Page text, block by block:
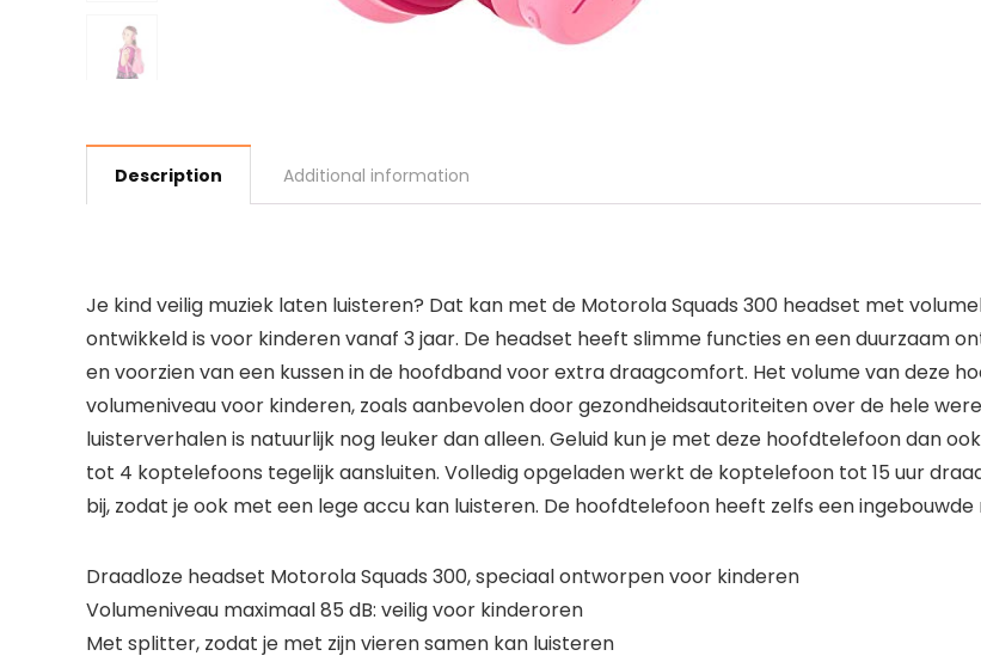
Description Additional information
Je kind veilig muziek laten luisteren? Dat kan met de Motorola Squads 300 headset met
ontwikkeld is voor kinderen vanaf 3 jaar. De headset heeft slimme functies en een duurzaam
en voorzien van een kussen in de hoofdband voor extra draagcomfort. Het volume van deze
volumeniveau voor kinderen, zoals aanbevolen door gezondheidsautoriteiten over de hele
luisterverhalen is natuurlijk nog leuker dan alleen. Geluid kun je met deze hoofdtelefoon dan
tot 4 koptelefoons tegelijk aansluiten. Volledig opgeladen werkt de koptelefoon tot 15 uur
bij, zodat je ook met een lege accu kan luisteren. De hoofdtelefoon heeft zelfs een
Draadloze headset Motorola Squads 300, speciaal ontworpen voor kinderen
Volumeniveau maximaal 85 dB: veilig voor kinderoren
Met splitter, zodat je met zijn vieren samen kan luisteren